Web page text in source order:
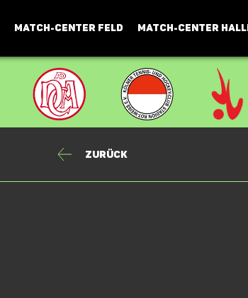
MATCH-CENTER FELD MATCH-CENTER
Zurück